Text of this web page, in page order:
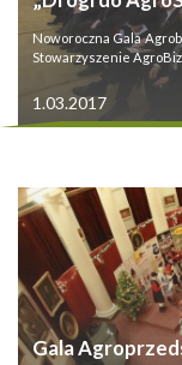
Noworoczna Gala
Stowarzyszenie
1.03.2017
Gala